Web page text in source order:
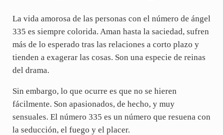
La vida amorosa de las personas con el número de ángel
335 es siempre colorida. Aman hasta la saciedad, sufren
más de lo esperado tras las relaciones a corto plazo y
tienden a exagerar las cosas. Son una especie de reinas
del drama.
Sin embargo, lo que ocurre es que no se hieren
fácilmente. Son apasionados, de hecho, y muy
sensuales. El número 335 es un número que resuena con
la seducción, el fuego y el placer.